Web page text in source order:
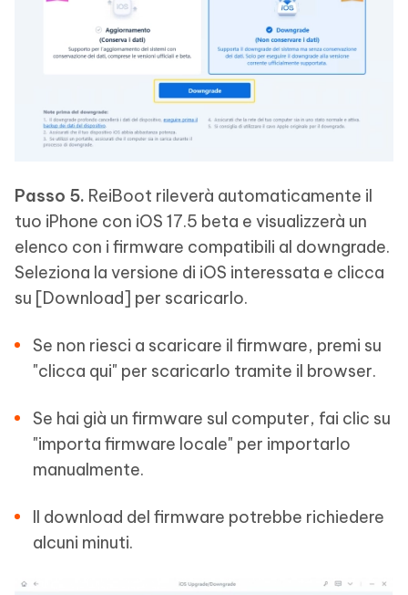
Passo 5. ReiBoot rileverà automaticamente il
tuo iPhone con iOS 17.5 beta e visualizzerà un
elenco con i firmware compatibili al downgrade.
Seleziona la versione di iOS interessata e clicca
su [Download] per scaricarlo.
Se non riesci a scaricare il firmware, premi su
"clicca qui" per scaricarlo tramite il browser.
Se hai già un firmware sul computer, fai clic su
"importa firmware locale" per importarlo
manualmente.
Il download del firmware potrebbe richiedere
alcuni minuti.